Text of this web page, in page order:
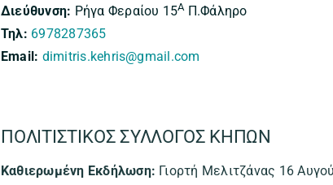
Διεύθυνση: Ρήγα Φεραίου 15ΑΠ.Φάληρο
Τηλ: 6978287365
Email: dimitris.kehris@gmail.com
ΠΟΛΙΤΙΣΤΙΚΟΣ ΣΥΛΛΟΓΟΣ ΚΗΠΩΝ
Καθιερωμένη Εκδήλωση: Γιορτή Μελιτζάνας 16